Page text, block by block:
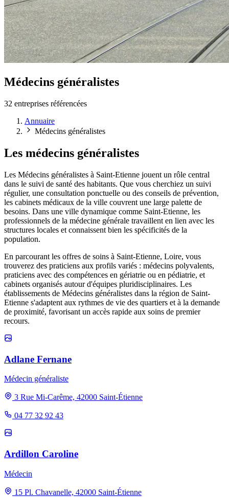
Médecins généralistes
32 entreprises référencées
Annuaire
Médecins généralistes
Les médecins généralistes
Les Médecins généralistes à Saint-Etienne jouent un rôle central
dans le suivi de santé des habitants. Que vous cherchiez un suivi
régulier, une consultation ponctuelle ou des conseils de prévention,
les cabinets médicaux de la ville couvrent une large palette de
besoins. Dans une ville dynamique comme Saint-Etienne, les
professionnels de la médecine générale travaillent en lien avec les
structures locales et connaissent bien les spécificités de la
population.
En parcourant les offres de soins à Saint-Etienne, Loire, vous
trouverez des praticiens aux profils variés : médecins polyvalents,
praticiens avec des compétences en gériatrie ou en pédiatrie, et
cabinets organisés autour d'équipes pluridisciplinaires. Les
établissements de Médecins généralistes dans la région de Saint-
Etienne s'adaptent aux rythmes de vie des quartiers et à la demande
de proximité, favorisant un accès rapide aux soins de premier
recours.
Adlane Fernane
Médecin généraliste
3 Rue Mi-Carême, 42000 Saint-Étienne
04 77 32 92 43
Ardillon Caroline
Médecin
15 Pl. Chavanelle, 42000 Saint-Étienne